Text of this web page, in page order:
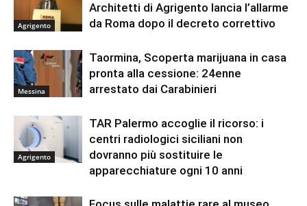
Agrigento
Architetti di Agrigento lancia l’allarme
da Roma dopo il decreto correttivo
Messina
Taormina, Scoperta marijuana in casa
pronta alla cessione: 24enne
arrestato dai Carabinieri
Agrigento
TAR Palermo accoglie il ricorso: i
centri radiologici siciliani non
dovranno più sostituire le
apparecchiature ogni 10 anni